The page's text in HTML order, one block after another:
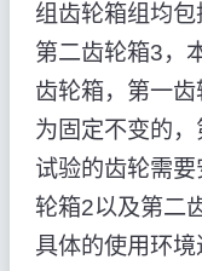
组齿轮箱组均
第二齿轮箱3，
齿轮箱，第一
为固定不变的
试验的齿轮需
轮箱2以及第二
具体的使用环